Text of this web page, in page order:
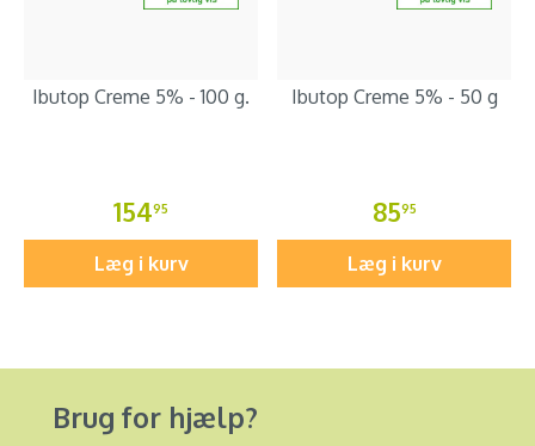
Ibutop Creme 5% - 100 g.
15495
Læg i kurv
Ibutop Creme 5% - 50 g
8595
Læg i kurv
Brug for hjælp?